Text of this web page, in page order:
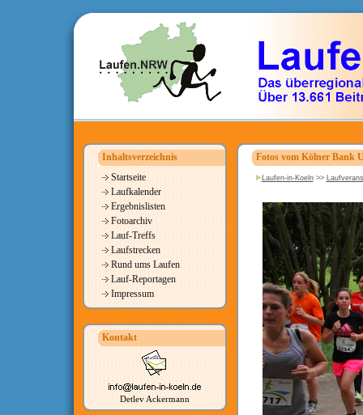
Inhaltsverzeichnis
Startseite
Laufkalender
Ergebnislisten
Fotoarchiv
Lauf-Treffs
Laufstrecken
Rund ums Laufen
Lauf-Reportagen
Impressum
Kontakt
Detlev Ackermann
Fotos vom Kölner Bank
Laufen-in-Koeln>>